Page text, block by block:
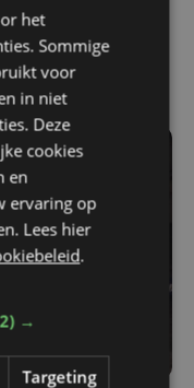
| 17:21
rijstroken
het
Sommige
voor
in niet
Deze
cookies
en
ervaring op
Lees hier
.
→
Targeting